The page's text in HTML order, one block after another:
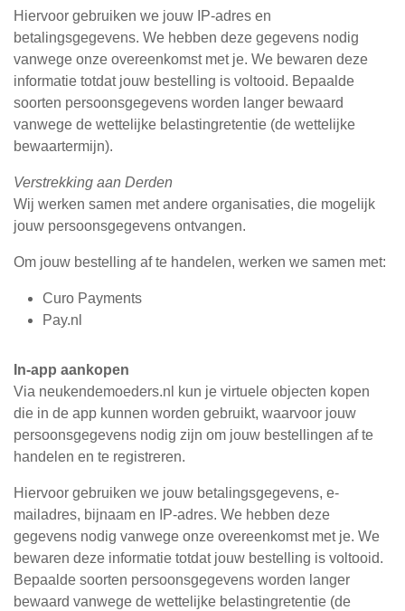
Hiervoor gebruiken we jouw IP-adres en
betalingsgegevens. We hebben deze gegevens nodig
vanwege onze overeenkomst met je. We bewaren deze
informatie totdat jouw bestelling is voltooid. Bepaalde
soorten persoonsgegevens worden langer bewaard
vanwege de wettelijke belastingretentie (de wettelijke
bewaartermijn).
Verstrekking aan Derden
Wij werken samen met andere organisaties, die mogelijk
jouw persoonsgegevens ontvangen.
Om jouw bestelling af te handelen, werken we samen met:
Curo Payments
Pay.nl
In-app aankopen
Via neukendemoeders.nl kun je virtuele objecten kopen
die in de app kunnen worden gebruikt, waarvoor jouw
persoonsgegevens nodig zijn om jouw bestellingen af te
handelen en te registreren.
Hiervoor gebruiken we jouw betalingsgegevens, e-
mailadres, bijnaam en IP-adres. We hebben deze
gegevens nodig vanwege onze overeenkomst met je. We
bewaren deze informatie totdat jouw bestelling is voltooid.
Bepaalde soorten persoonsgegevens worden langer
bewaard vanwege de wettelijke belastingretentie (de